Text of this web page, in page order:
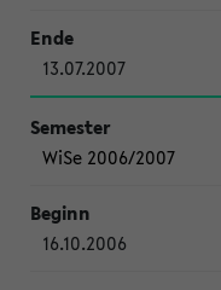
13.07.2007
WiSe 2006/2007
16.10.2006